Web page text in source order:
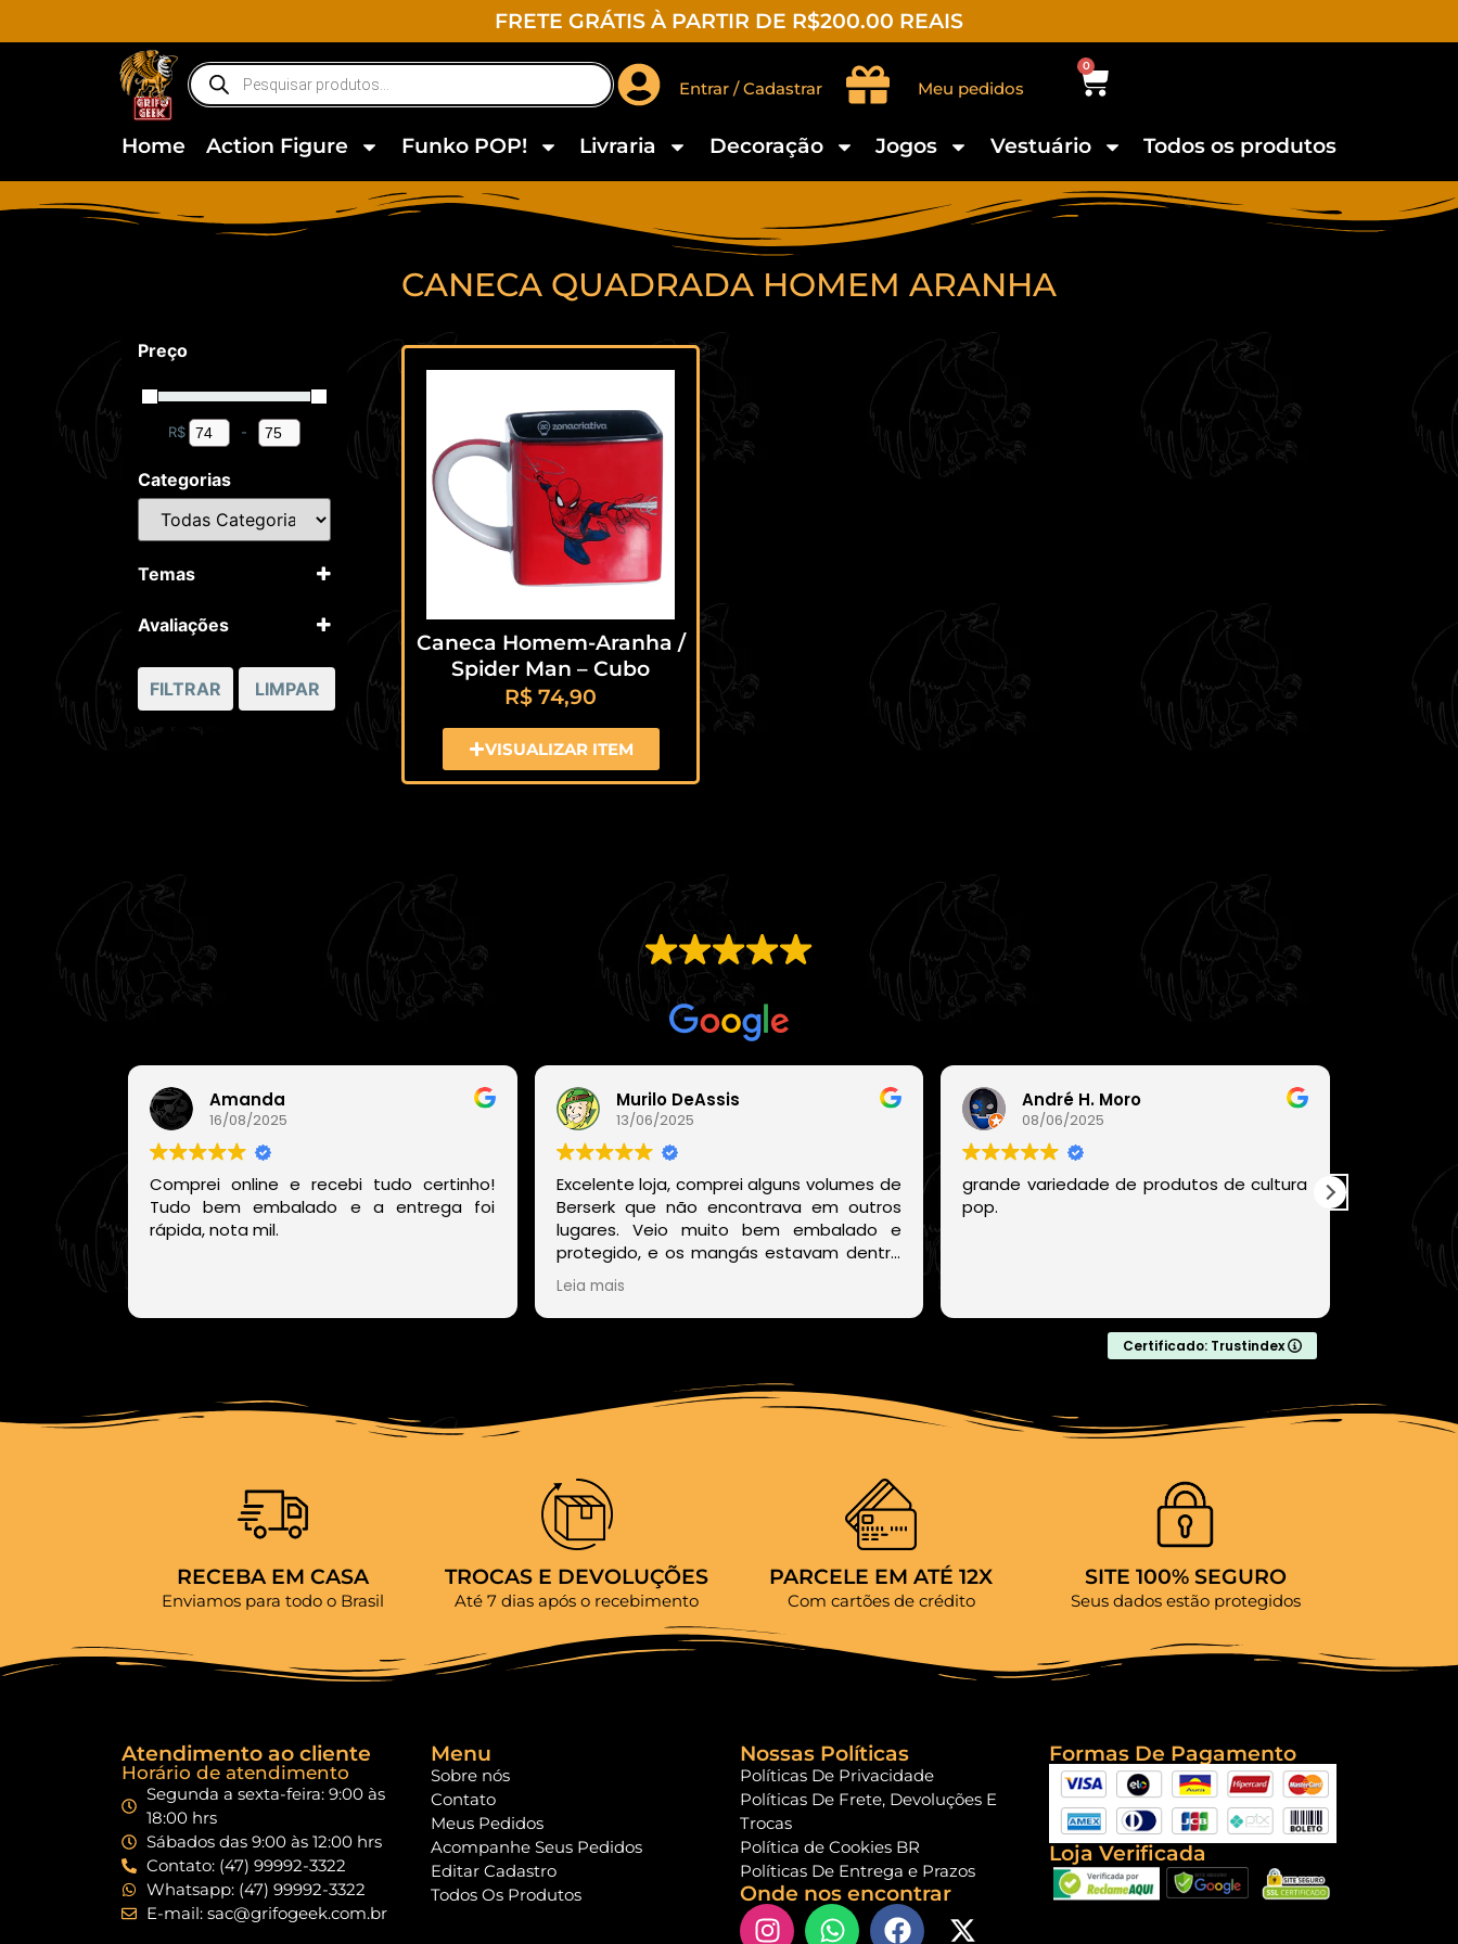
FRETE GRÁTIS À PARTIR DE R$200.00 REAIS
Entrar / Cadastrar Meu pedidos
0
Home Action Figure Funko POP! Livraria Decoração Jogos Vestuário Todos os produtos
CANECA QUADRADA HOMEM ARANHA
Preço
R$ Minimum Price
-Maximum Price
Categorias
Temas
Avaliações
3 ou mais
FILTRAR LIMPAR
Caneca Homem-Aranha /
Spider Man – Cubo
R$ 74,90
VISUALIZAR ITEM
EXCELENTE
Com base em 21 avaliações
Amanda
16/08/2025
Comprei online e recebi tudo certinho!
Tudo bem embalado e a entrega foi
rápida, nota mil.
Murilo DeAssis
13/06/2025
Excelente loja, comprei alguns volumes de
Berserk que não encontrava em outros
lugares. Veio muito bem embalado e
protegido, e os mangás estavam dentro
de um embrulho muito bonito. E o site
deles também é muito fácil de encontrar
os volumes disponíveis sem precisar ficar
Leia mais
André H. Moro
08/06/2025
grande variedade de produtos de cultura
pop.
chegou
com
com
comprar
Certificado: Trustindex
RECEBA EM CASA
Enviamos para todo o Brasil
TROCAS E DEVOLUÇÕES
Até 7 dias após o recebimento
PARCELE EM ATÉ 12X
Com cartões de crédito
SITE 100% SEGURO
Seus dados estão protegidos
Atendimento ao cliente
Horário de atendimento
Segunda a sexta-feira: 9:00 às
18:00 hrs
Sábados das 9:00 às 12:00 hrs
Contato: (47) 99992-3322
Whatsapp: (47) 99992-3322
E-mail: sac@grifogeek.com.br
Menu
Sobre nós
Contato
Meus Pedidos
Acompanhe Seus Pedidos
Editar Cadastro
Todos Os Produtos
Nossas Políticas
Políticas De Privacidade
Políticas De Frete, Devoluções E
Trocas
Política de Cookies BR
Políticas De Entrega e Prazos
Onde nos encontrar
Formas De Pagamento
Loja Verificada